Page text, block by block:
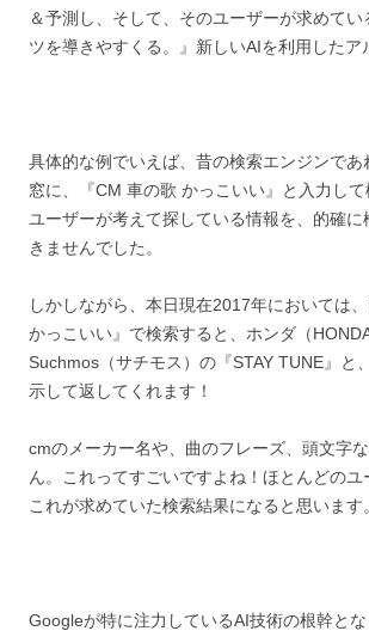
＆予測し、そして、そのユーザーが求めて
ツを導きやすくる。』新しいAIを利用したア
具体的な例でいえば、昔の検索エンジンであ
窓に、『CM 車の歌 かっこいい』と入力し
ユーザーが考えて探している情報を、的確
きませんでした。
しかしながら、本日現在2017年においては
かっこいい』で検索すると、ホンダ（
Suchmos（サチモス）の『STAY TUNE』と
示して返してくれます！
cmのメーカー名や、曲のフレーズ、頭文字
ん。これってすごいですよね！ほとんどのユ
これが求めていた検索結果になると思います。
Googleが特に注力しているAI技術の根幹とな